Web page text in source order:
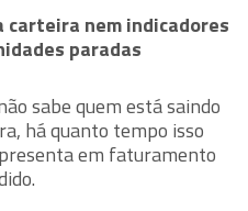
carteira nem indicadores
paradas
sabe quem está saindo
há quanto tempo isso
em faturamento